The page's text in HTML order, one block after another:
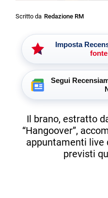
Scritto da Redazione RM
Imposta
Segui
Il brano, estratto
“Hangoover”,
appuntamenti live
previsti